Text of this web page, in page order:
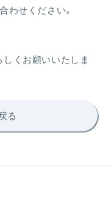
わせください。
くお願いいたしま
る